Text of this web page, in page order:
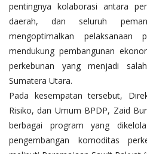
pentingnya kolaborasi antara
daerah, dan seluruh
mengoptimalkan pelaksanaan
mendukung pembangunan
perkebunan yang menjadi
Sumatera Utara.
Pada kesempatan tersebut,
Risiko, dan Umum BPDP, Zaid
berbagai program yang
pengembangan komoditas